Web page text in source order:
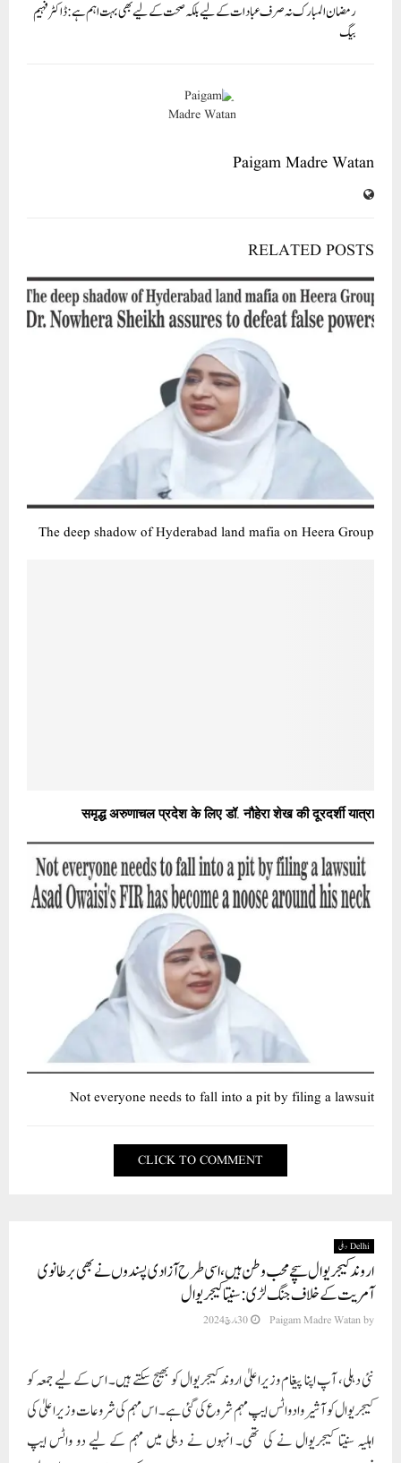
رمضان المبارک نہ صرف عبادات کے لیے بلکہ صحت کے لیے بھی بہت اہم ہے: ڈاکٹر فہیم
بیگ
Paigam Madre Watan
RELATED POSTS
The deep shadow of Hyderabad land mafia on Heera Group
समृद्ध अरुणाचल प्रदेश के लिए डॉ. नौहेरा शेख की दूरदर्शी यात्रा
Not everyone needs to fall into a pit by filing a lawsuit
CLICK TO COMMENT
Delhi دہلی
اروند کیجریوال سچے محب وطن ہیں، اسی طرح آزادی پسندوں نے بھی برطانوی
آمریت کے خلاف جنگ لڑی: سنیتا کیجریوال
by
Paigam Madre Watan 30 مارچ 2024
نئی دہلی، آپ اپنا پیغام وزیراعلیٰ اروند کیجریوال کو بھیج سکتے ہیں۔ اس کے لیے جمعہ کو
کیجریوال کو آشیرواد واٹس ایپ مہم شروع کی گئی ہے۔ اس مہم کی شروعات وزیر اعلیٰ کی
اہلیہ سنیتا کیجریوال نے کی تھی۔ انہوں نے دہلی میں مہم کے لیے دو واٹس ایپ